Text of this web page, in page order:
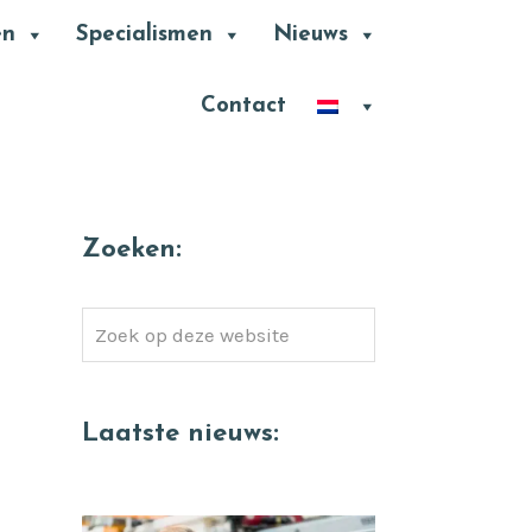
Specialismen Nieuws
Contact
Zoeken:
Zoek
op
website
Laatste nieuws: